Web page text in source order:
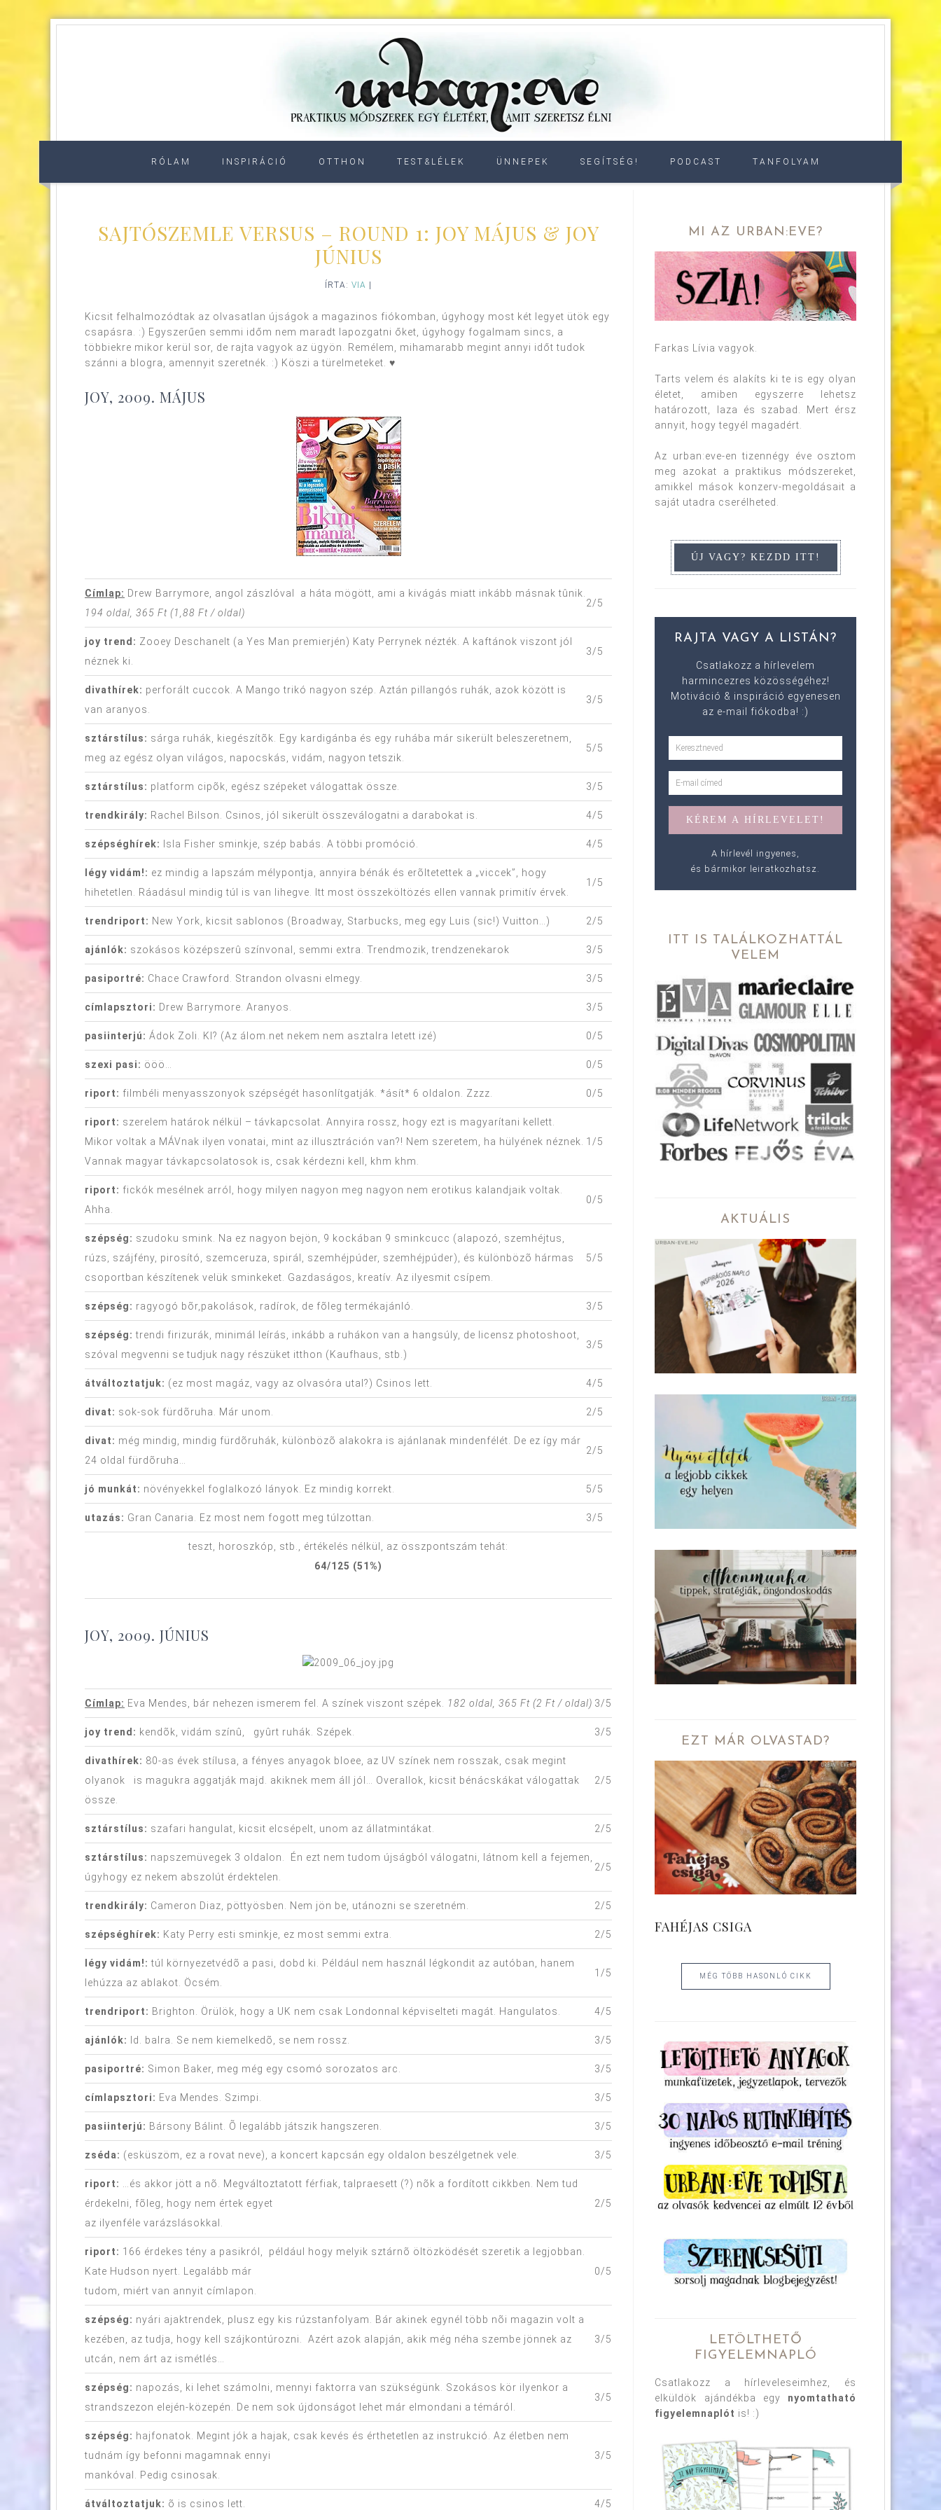
RÓLAM INSPIRÁCIÓ OTTHON TEST&LÉLEK ÜNNEPEK SEGÍTSÉG! PODCAST TANFOLYAM
SAJTÓSZEMLE VERSUS – ROUND 1: JOY MÁJUS & JOY
JÚNIUS
ÍRTA:VIA
Kicsit felhalmozódtak az olvasatlan újságok a magazinos fiókomban, úgyhogy most két legyet ütök egy
csapásra. :) Egyszerűen semmi időm nem maradt lapozgatni őket, úgyhogy fogalmam sincs, a
többiekre mikor kerül sor, de rajta vagyok az ügyön. Remélem, mihamarabb megint annyi időt tudok
szánni a blogra, amennyit szeretnék. :) Köszi a türelmeteket. ♥
JOY, 2009. MÁJUS
Címlap: Drew Barrymore, angol zászlóval a háta mögött, ami a kivágás miatt inkább másnak tûnik.
194 oldal, 365 Ft (1,88 Ft / oldal)
2/5
joy trend: Zooey Deschanelt (a Yes Man premierjén) Katy Perrynek nézték. A kaftánok viszont jól
néznek ki.
3/5
divathírek: perforált cuccok. A Mango trikó nagyon szép. Aztán pillangós ruhák, azok között is
van aranyos.
3/5
sztárstílus: sárga ruhák, kiegészítõk. Egy kardigánba és egy ruhába már sikerült beleszeretnem,
meg az egész olyan világos, napocskás, vidám, nagyon tetszik.
5/5
sztárstílus: platform cipõk, egész szépeket válogattak össze. 3/5
trendkirály: Rachel Bilson. Csinos, jól sikerült összeválogatni a darabokat is. 4/5
szépséghírek: Isla Fisher sminkje, szép babás. A többi promóció. 4/5
légy vidám!: ez mindig a lapszám mélypontja, annyira bénák és erõltetettek a „viccek”, hogy
hihetetlen. Ráadásul mindig túl is van lihegve. Itt most összeköltözés ellen vannak primitív érvek.
1/5
trendriport: New York, kicsit sablonos (Broadway, Starbucks, meg egy Luis (sic!) Vuitton…) 2/5
ajánlók: szokásos középszerû színvonal, semmi extra. Trendmozik, trendzenekarok 3/5
pasiportré: Chace Crawford. Strandon olvasni elmegy. 3/5
címlapsztori: Drew Barrymore. Aranyos. 3/5
pasiinterjú: Ádok Zoli. KI? (Az álom.net nekem nem asztalra letett izé) 0/5
szexi pasi: ööö… 0/5
riport: filmbéli menyasszonyok szépségét hasonlítgatják. *ásít* 6 oldalon. Zzzz. 0/5
riport: szerelem határok nélkül – távkapcsolat. Annyira rossz, hogy ezt is magyarítani kellett.
Mikor voltak a MÁVnak ilyen vonatai, mint az illusztráción van?! Nem szeretem, ha hülyének néznek.
Vannak magyar távkapcsolatosok is, csak kérdezni kell, khm khm.
1/5
riport: fickók mesélnek arról, hogy milyen nagyon meg nagyon nem erotikus kalandjaik voltak.
Ahha.
0/5
szépség: szudoku smink. Na ez nagyon bejön, 9 kockában 9 sminkcucc (alapozó, szemhéjtus,
rúzs, szájfény, pirosító, szemceruza, spirál, szemhéjpúder, szemhéjpúder), és különbözõ hármas
csoportban készítenek velük sminkeket. Gazdaságos, kreatív. Az ilyesmit csípem.
5/5
szépség: ragyogó bõr,pakolások, radírok, de fõleg termékajánló. 3/5
szépség: trendi firizurák, minimál leírás, inkább a ruhákon van a hangsúly, de licensz photoshoot,
szóval megvenni se tudjuk nagy részüket itthon (Kaufhaus, stb.)
3/5
átváltoztatjuk: (ez most magáz, vagy az olvasóra utal?) Csinos lett. 4/5
divat: sok-sok fürdõruha. Már unom. 2/5
divat: még mindig, mindig fürdõruhák, különbözõ alakokra is ajánlanak mindenfélét. De ez így már
24 oldal fürdõruha…
2/5
jó munkát: növényekkel foglalkozó lányok. Ez mindig korrekt. 5/5
utazás: Gran Canaria. Ez most nem fogott meg túlzottan. 3/5
teszt, horoszkóp, stb., értékelés nélkül, az összpontszám tehát:
64/125 (51%)
JOY, 2009. JÚNIUS
Címlap: Eva Mendes, bár nehezen ismerem fel. A színek viszont szépek. 182 oldal, 365 Ft (2 Ft / oldal) 3/5
joy trend: kendõk, vidám színû, gyûrt ruhák. Szépek. 3/5
divathírek: 80-as évek stílusa, a fényes anyagok bloee, az UV színek nem rosszak, csak megint
olyanok is magukra aggatják majd. akiknek mem áll jól… Overallok, kicsit bénácskákat válogattak
össze.
2/5
sztárstílus: szafari hangulat, kicsit elcsépelt, unom az állatmintákat. 2/5
sztárstílus: napszemüvegek 3 oldalon. Én ezt nem tudom újságból válogatni, látnom kell a fejemen,
úgyhogy ez nekem abszolút érdektelen.
2/5
trendkirály: Cameron Diaz, pöttyösben. Nem jön be, utánozni se szeretném. 2/5
szépséghírek: Katy Perry esti sminkje, ez most semmi extra. 2/5
légy vidám!: túl környezetvédõ a pasi, dobd ki. Például nem használ légkondit az autóban, hanem
lehúzza az ablakot. Öcsém.
1/5
trendriport: Brighton. Örülök, hogy a UK nem csak Londonnal képviselteti magát. Hangulatos. 4/5
ajánlók: ld. balra. Se nem kiemelkedõ, se nem rossz. 3/5
pasiportré: Simon Baker, meg még egy csomó sorozatos arc. 3/5
címlapsztori: Eva Mendes. Szimpi. 3/5
pasiinterjú: Bársony Bálint. Õ legalább játszik hangszeren. 3/5
zséda: (esküszöm, ez a rovat neve), a koncert kapcsán egy oldalon beszélgetnek vele. 3/5
riport:
…és akkor jött a nõ. Megváltoztatott férfiak, talpraesett (?) nõk a fordított cikkben. Nem tud
érdekelni, fõleg, hogy nem értek egyet
az ilyenféle varázslásokkal.
2/5
riport: 166 érdekes tény a pasikról, például hogy melyik sztárnõ öltözködését szeretik a legjobban.
Kate Hudson nyert. Legalább már
tudom, miért van annyit címlapon.
0/5
szépség: nyári ajaktrendek, plusz egy kis rúzstanfolyam. Bár akinek egynél több nõi magazin volt a
kezében, az tudja, hogy kell szájkontúrozni. Azért azok alapján, akik még néha szembe jönnek az
utcán, nem árt az ismétlés…
3/5
szépség: napozás, ki lehet számolni, mennyi faktorra van szükségünk. Szokásos kör ilyenkor a
strandszezon elején-közepén. De nem sok újdonságot lehet már elmondani a témáról.
3/5
szépség: hajfonatok. Megint jók a hajak, csak kevés és érthetetlen az instrukció. Az életben nem
tudnám így befonni magamnak ennyi
mankóval. Pedig csinosak.
3/5
átváltoztatjuk: õ is csinos lett. 4/5
MI AZ URBAN:EVE?
Farkas Lívia vagyok.
Tarts velem és alakíts ki te is egy olyan
életet, amiben egyszerre lehetsz
határozott, laza és szabad. Mert érsz
annyit, hogy tegyél magadért.
Az urban:eve-en tizennégy éve osztom
meg azokat a praktikus módszereket,
amikkel mások konzerv-megoldásait a
saját utadra cserélheted.
RAJTA VAGY A LISTÁN?
Csatlakozz a hírlevelem
harmincezres közösségéhez!
Motiváció & inspiráció egyenesen
az e-mail fiókodba! :)
A hírlevél ingyenes,
és bármikor leiratkozhatsz.
ITT IS TALÁLKOZHATTÁL
VELEM
AKTUÁLIS
EZT MÁR OLVASTAD?
FAHÉJAS CSIGA
MÉG TÖBB HASONLÓ CIKK
LETÖLTHETŐ
FIGYELEMNAPLÓ
Csatlakozz a hírleveleseimhez, és
elküldök ajándékba egy nyomtatható
figyelemnaplót is! :)